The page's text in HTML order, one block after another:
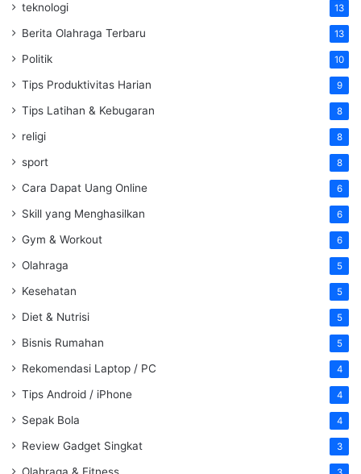
teknologi 13
Berita Olahraga Terbaru 13
Politik 10
Tips Produktivitas Harian 9
Tips Latihan & Kebugaran 8
religi 8
sport 8
Cara Dapat Uang Online 6
Skill yang Menghasilkan 6
Gym & Workout 6
Olahraga 5
Kesehatan 5
Diet & Nutrisi 5
Bisnis Rumahan 5
Rekomendasi Laptop / PC 4
Tips Android / iPhone 4
Sepak Bola 4
Review Gadget Singkat 3